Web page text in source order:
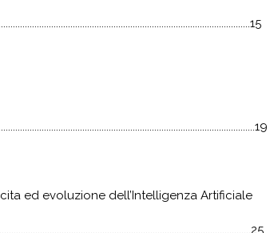
ed evoluzione dell’ Intelligenza Artificiale